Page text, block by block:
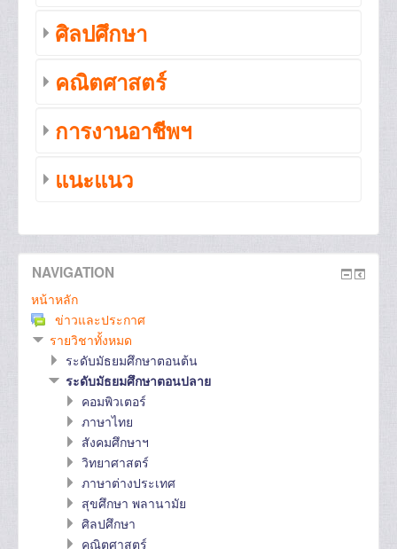
ศิลปศึกษา
คณิตศาสตร์
การงานอาชีพฯ
แนะแนว
NAVIGATION
หน้าหลัก
ข่าวและประกาศ
รายวิชาทั้งหมด
ระดับมัธยมศึกษาตอนต้น
ระดับมัธยมศึกษาตอนปลาย
คอมพิวเตอร์
ภาษาไทย
สังคมศึกษาฯ
วิทยาศาสตร์
ภาษาต่างประเทศ
สุขศึกษา พลานามัย
ศิลปศึกษา
คณิตศาสตร์